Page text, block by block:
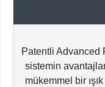
Patentli Advanced
sistemin
mükemmel bir